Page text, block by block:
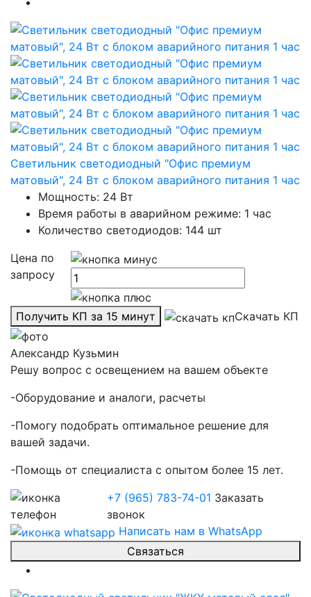
Светильник светодиодный "Офис премиум
матовый", 24 Вт с блоком аварийного питания 1 час
Мощность: 24 Вт
Время работы в аварийном режиме: 1 час
Количество светодиодов: 144 шт
Цена по
запросу
Получить КП за 15 минут Скачать КП
Александр Кузьмин
Решу вопрос с освещением на вашем объекте
-Оборудование и аналоги, расчеты
-Помогу подобрать оптимальное решение для
вашей задачи.
-Помощь от специалиста с опытом более 15 лет.
+7 (965) 783-74-01 Заказать
звонок
Написать нам в WhatsApp
Связаться